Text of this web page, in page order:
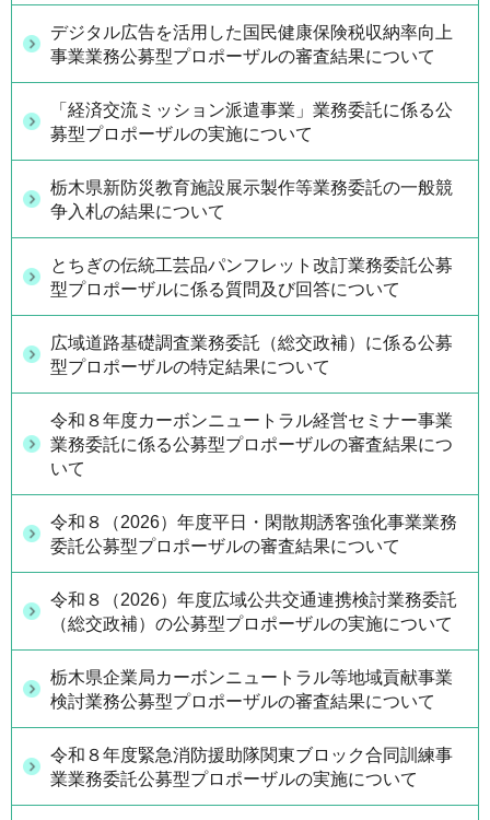
デジタル広告を活用した国民健康保険税収納率向上
事業業務公募型プロポーザルの審査結果について
「経済交流ミッション派遣事業」業務委託に係る公
募型プロポーザルの実施について
栃木県新防災教育施設展示製作等業務委託の一般競
争入札の結果について
とちぎの伝統工芸品パンフレット改訂業務委託公募
型プロポーザルに係る質問及び回答について
広域道路基礎調査業務委託（総交政補）に係る公募
型プロポーザルの特定結果について
令和８年度カーボンニュートラル経営セミナー事業
業務委託に係る公募型プロポーザルの審査結果につ
いて
令和８（2026）年度平日・閑散期誘客強化事業業務
委託公募型プロポーザルの審査結果について
令和８（2026）年度広域公共交通連携検討業務委託
（総交政補）の公募型プロポーザルの実施について
栃木県企業局カーボンニュートラル等地域貢献事業
検討業務公募型プロポーザルの審査結果について
令和８年度緊急消防援助隊関東ブロック合同訓練事
業業務委託公募型プロポーザルの実施について